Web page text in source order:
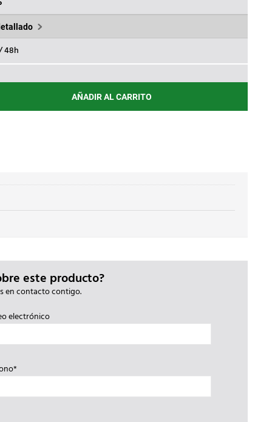
48h
AÑADIR AL CARRITO
este producto?
en contacto contigo.
electrónico